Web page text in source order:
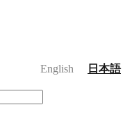
English 日本語